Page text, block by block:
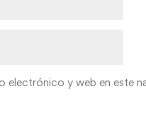
electrónico y web en este